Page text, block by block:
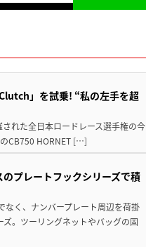
」を試乗! “私の左手を超
れた全日本ロードレース選手権の今
CB750 HORNET […]
のプレートフックシリーズで積
なく、ナンバープレート周辺を荷掛
。ツーリングネットやバッグの固